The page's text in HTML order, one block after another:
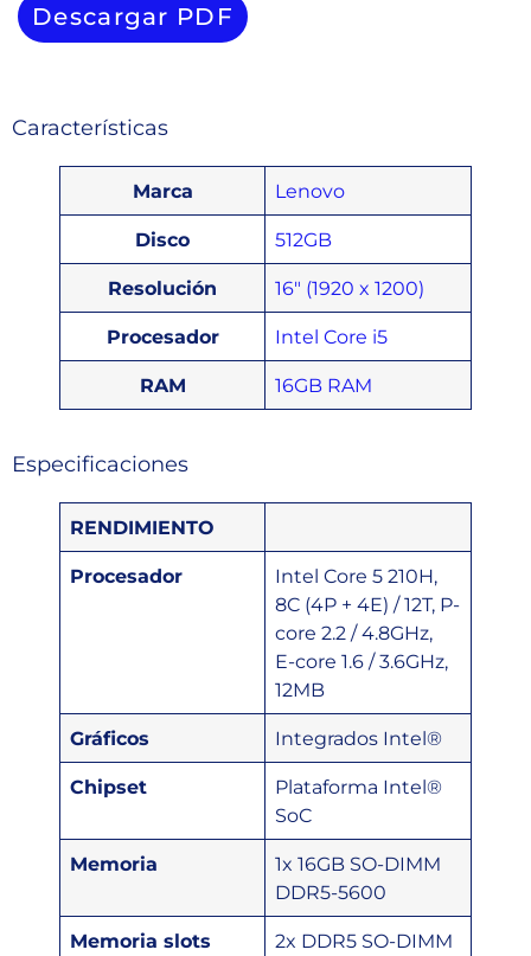
Descargar PDF
Características
Marca Lenovo
Disco 512GB
Resolución 16″ (1920 x 1200)
Procesador Intel Core i5
RAM 16GB RAM
Especificaciones
RENDIMIENTO
Procesador
Intel Core 5 210H,
8C (4P + 4E) / 12T, P-
core 2.2 / 4.8GHz,
E-core 1.6 / 3.6GHz,
12MB
Gráficos Integrados Intel®
Chipset
Plataforma Intel®
SoC
Memoria
1x 16GB SO-DIMM
DDR5-5600
Memoria slots
2x DDR5 SO-DIMM